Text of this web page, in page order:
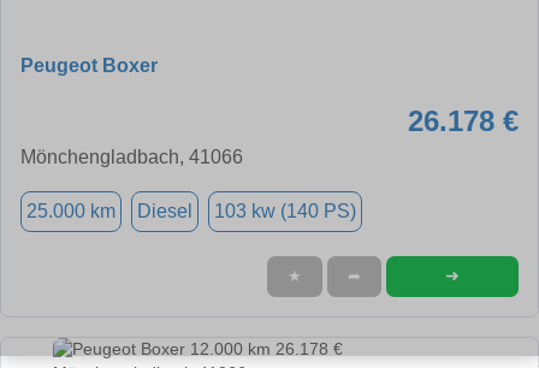
Peugeot Boxer
26.178 €
Mönchengladbach, 41066
25.000 km Diesel 103 kw (140 PS)
★ ➦ ➜